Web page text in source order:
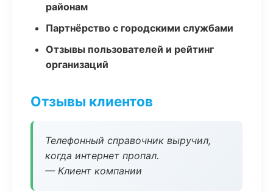
районам
Партнёрство с городскими службами
Отзывы пользователей и рейтинг
организаций
Отзывы клиентов
Телефонный справочник выручил,
когда интернет пропал.
— Клиент компании